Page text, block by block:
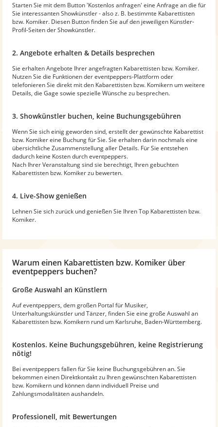
Starten Sie mit dem Button 'Kostenlos anfragen' eine Anfrage an die für
Sie interessanten Showkünstler - also z. B. bestimmte Kabarettisten
bzw. Komiker. Diesen Button finden Sie auf den jeweiligen Künstler-
Profil-Seiten der Showkünstler.
2. Angebote erhalten & Details besprechen
Sie erhalten Angebote Ihrer angefragten Kabarettisten bzw. Komiker.
Nutzen Sie die Funktionen der eventpeppers-Plattform oder
telefonieren Sie direkt mit den Kabarettisten bzw. Komikern um weitere
Details, die Gage sowie spezielle Wünsche zu besprechen.
3. Showkünstler buchen, keine Buchungsgebühren
Wenn Sie sich einig geworden sind, erstellt der gewünschte Kabarettist
bzw. Komiker eine Buchung für Sie. Sie erhalten darin nochmals eine
übersichtliche Zusammenstellung aller Details. Für Sie entstehen
dadurch keine Kosten durch eventpeppers.
Nach Ihrer Veranstaltung sind sie berechtigt, Ihren gebuchten
Kabarettisten bzw. Komiker zu bewerten.
4. Live-Show genießen
Lehnen Sie sich zurück und genießen Sie Ihren Top Kabarettisten bzw.
Komiker.
Warum einen Kabarettisten bzw. Komiker über
eventpeppers buchen?
Große Auswahl an Künstlern
Auf eventpeppers, dem großen Portal für Musiker,
Unterhaltungskünstler und Tänzer, finden Sie eine große Auswahl an
Kabarettisten bzw. Komikern rund um Karlsruhe, Baden-Württemberg.
Kostenlos. Keine Buchungsgebühren, keine Registrierung
nötig!
Bei eventpeppers fallen für Sie keine Buchungsgebühren an. Sie
bekommen einen Direktkontakt zu Ihren gewünschten Kabarettisten
bzw. Komikern und können dann individuell Preise und
Zahlungsmodalitäten aushandeln.
Professionell, mit Bewertungen